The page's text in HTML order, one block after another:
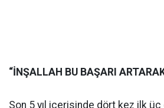
“İNŞALLAH BU BAŞARI
Son 5 yıl içerisinde dört kez ilk